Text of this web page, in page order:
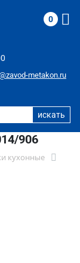
metakon.ru
0
906
кухонные